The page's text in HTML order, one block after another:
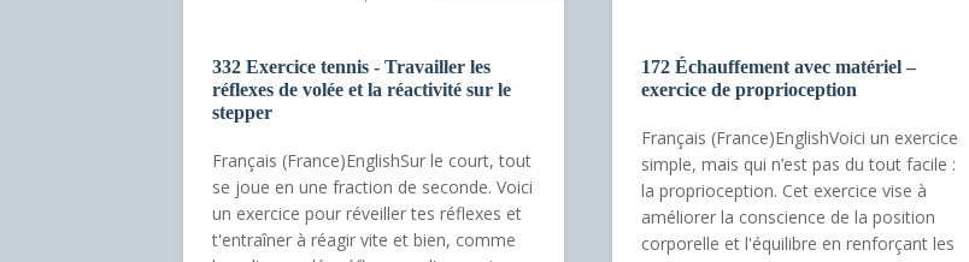
332 Exercice tennis - Travailler les
réflexes de volée et la réactivité sur le
stepper
Français (France)EnglishSur le court, tout
se joue en une fraction de seconde. Voici
un exercice pour réveiller tes réflexes et
t'entraîner à réagir vite et bien, comme
172 Échauffement avec matériel –
exercice de proprioception
Français (France)EnglishVoici un exercice
simple, mais qui n’est pas du tout facile :
la proprioception. Cet exercice vise à
améliorer la conscience de la position
corporelle et l'équilibre en renforçant les